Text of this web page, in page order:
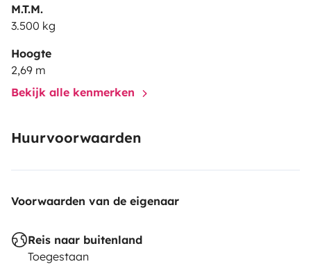
M.T.M.
3.500 kg
Hoogte
2,69 m
Bekijk alle kenmerken
Huurvoorwaarden
Voorwaarden van de eigenaar
Reis naar buitenland
Toegestaan